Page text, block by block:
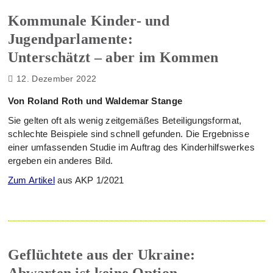
Kommunale Kinder- und
Jugendparlamente:
Unterschätzt – aber im Kommen
12. Dezember 2022
Von Roland Roth und Waldemar Stange
Sie gelten oft als wenig zeitgemäßes Beteiligungsformat,
schlechte Beispiele sind schnell gefunden. Die Ergebnisse
einer umfassenden Studie im Auftrag des Kinderhilfswerkes
ergeben ein anderes Bild.
Zum Artikel aus AKP 1/2021
Geflüchtete aus der Ukraine: